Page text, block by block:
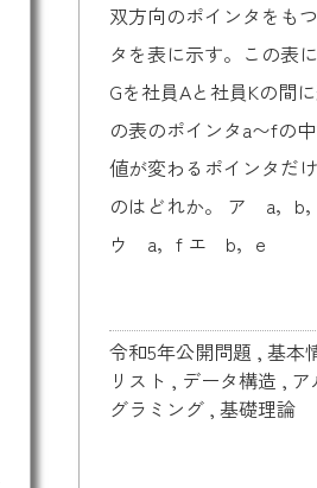
双方向のポインタをも
タを表に示す。この表
Gを社員Aと社員Kの間
の表のポインタa〜fの
値が変わるポインタだ
のはどれか。 ア a，
ウ a，f エ b，e
令和5年公開問題 ,基本
リスト , データ構造 , ア
グラミング ,基礎理論